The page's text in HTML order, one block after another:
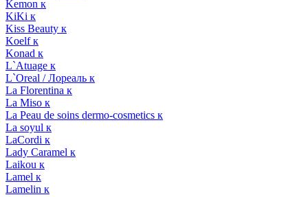
Kemon к
KiKi к
Kiss Beauty к
Koelf к
Konad к
L`Atuage к
L`Oreal / Лореаль к
La Florentina к
La Miso к
La Peau de soins dermo-cosmetics к
La soyul к
LaCordi к
Lady Caramel к
Laikou к
Lamel к
Lamelin к